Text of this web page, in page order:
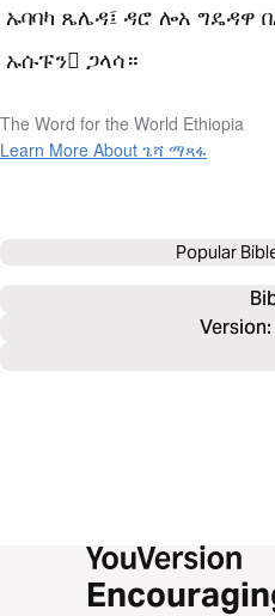
ኡባባካ ጼሌዳ፤ ዳሮ ሎአ ግዴዳዋ
ኡሱፑን ጋላሳ።
The Word for the World Ethiopia
Learn More About ጌሻ ማጻፋ
Popular